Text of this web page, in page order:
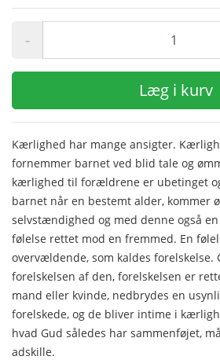
-
Læg i kurv
Kærlighed har mange ansigter.
fornemmer barnet ved blid tale og
kærlighed til forældrene er ubetinget
barnet når en bestemt alder, kommer
selvstændighed og med denne også
følelse rettet mod en fremmed. En
overvældende, som kaldes forelskelse.
forelskelsen af den, forelskelsen er
mand eller kvinde, nedbrydes en
forelskede, og de bliver intime i
hvad Gud således har sammenføjet,
adskille.